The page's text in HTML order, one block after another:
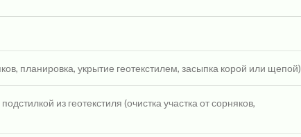
планировка, укрытие геотекстилем, засыпка корой или щепой)
из геотекстиля (очистка участка от сорняков,